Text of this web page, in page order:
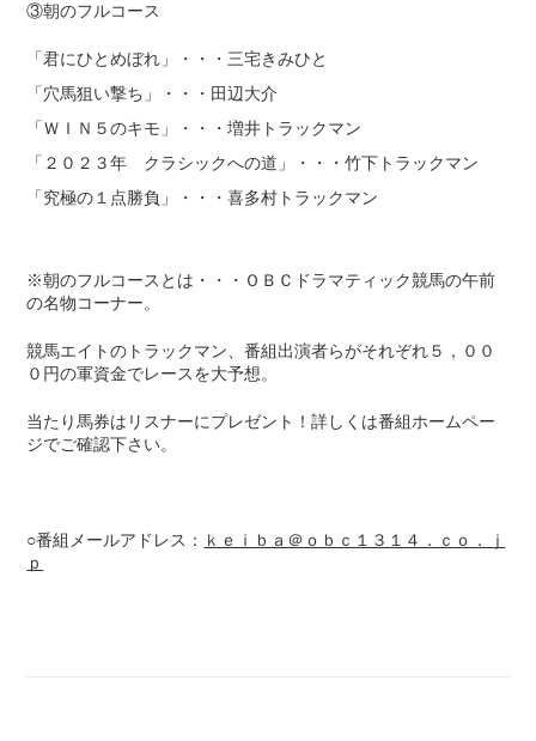
③朝のフルコース
「君にひとめぼれ」・・・三宅きみひと
「穴馬狙い撃ち」・・・田辺大介
「ＷＩＮ５のキモ」・・・増井トラックマン
「２０２３年 クラシックへの道」・・・竹下トラックマン
「究極の１点勝負」・・・喜多村トラックマン
※朝のフルコースとは・・・ＯＢＣドラマティック競馬の午前
の名物コーナー。
競馬エイトのトラックマン、番組出演者らがそれぞれ５，００
０円の軍資金でレースを大予想。
当たり馬券はリスナーにプレゼント！詳しくは番組ホームペー
ジでご確認下さい。
○番組メールアドレス：
ｋｅｉｂａ＠ｏｂｃ１３１４．ｃｏ．ｊ
ｐ